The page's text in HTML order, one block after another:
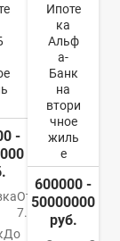
-
От
7.4%
До
Ипоте
ка
Альф
а-
Банк
на
втори
чное
жиль
е
600000 -
50000000
руб.